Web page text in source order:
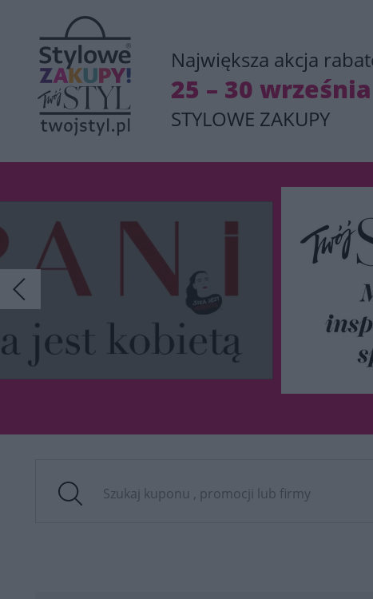
Największa akcja
25 – 30 września
STYLOWE ZAKUPY